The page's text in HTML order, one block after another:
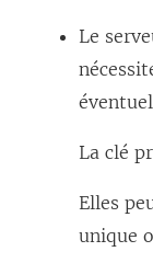
Le
La clé
Elles
unique